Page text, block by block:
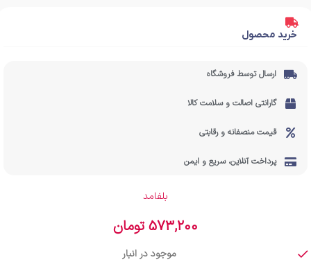
خرید محصول
ارسال توسط فروشگاه
گارانتی اصالت و سلامت کالا
قیمت منصفانه و رقابتی
پرداخت آنلاین، سریع و ایمن
بلفامد
573,200 تومان
موجود در انبار